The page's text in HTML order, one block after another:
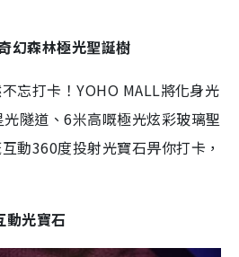
幻森林極光聖誕樹
忘打卡！YOHO MALL將化身光
隧道、6米高嘅極光炫彩玻璃聖
動360度投射光寶石畀你打卡，
動光寶石